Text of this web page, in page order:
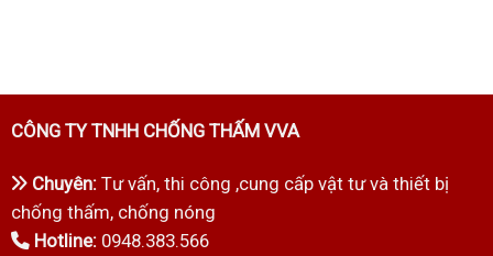
CÔNG TY TNHH CHỐNG THẤM VVA
Chuyên:Tư vấn, thi công ,cung cấp vật tư và thiết bị
chống thấm, chống nóng
Hotline:0948.383.566